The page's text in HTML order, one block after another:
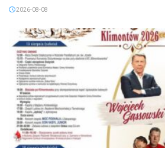
2026-08-08